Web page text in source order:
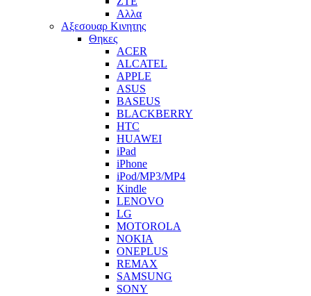
Αλλα
Αξεσουαρ Κινητης
Θηκες
ACER
ALCATEL
APPLE
ASUS
BASEUS
BLACKBERRY
HTC
HUAWEI
iPad
iPhone
iPod/MP3/MP4
Kindle
LENOVO
LG
MOTOROLA
NOKIA
ONEPLUS
REMAX
SAMSUNG
SONY